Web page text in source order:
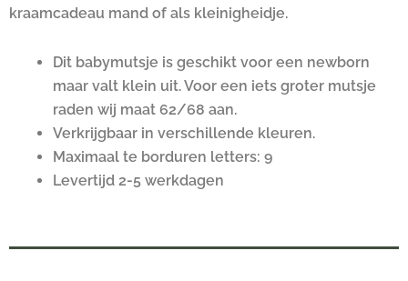
kraamcadeau mand of als kleinigheidje.
Dit babymutsje is geschikt voor een newborn
maar valt klein uit. Voor een iets groter mutsje
raden wij maat 62/68 aan.
Verkrijgbaar in verschillende kleuren.
Maximaal te borduren letters: 9
Levertijd 2-5 werkdagen